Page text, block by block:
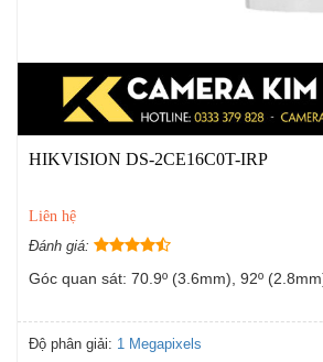
HIKVISION DS-2CE16C0T-IRP
Liên hệ
Đánh giá:
Góc quan sát: 70.9º (3.6mm), 92º
Độ phân giải: 1 Megapixels